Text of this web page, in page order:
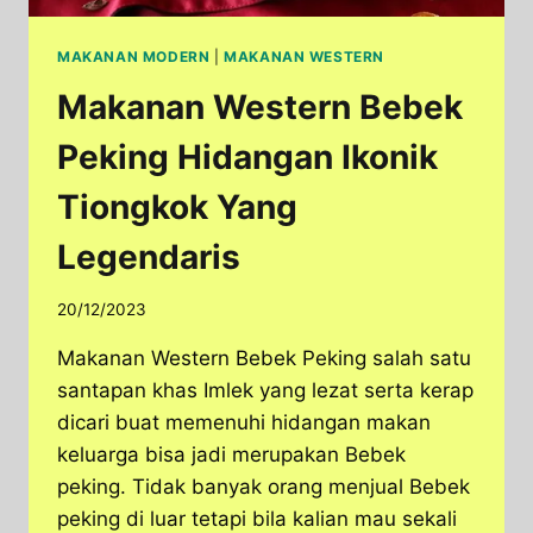
MAKANAN MODERN |MAKANAN WESTERN
Makanan Western Bebek
Peking Hidangan Ikonik
Tiongkok Yang
Legendaris
20/12/2023
Makanan Western Bebek Peking salah satu
santapan khas Imlek yang lezat serta kerap
dicari buat memenuhi hidangan makan
keluarga bisa jadi merupakan Bebek
peking. Tidak banyak orang menjual Bebek
peking di luar tetapi bila kalian mau sekali